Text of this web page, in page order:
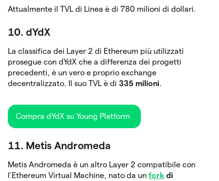
Attualmente il TVL di Linea è di 780 milioni di dollari.
10. dYdX
La classifica dei Layer 2 di Ethereum più utilizzati
prosegue con dYdX che a differenza dei progetti
precedenti, è un vero e proprio exchange
decentralizzato. Il suo TVL è di 335 milioni.
Compra dYdX su Young Platform
11. Metis Andromeda
Metis Andromeda è un altro Layer 2 compatibile con
l’Ethereum Virtual Machine, nato da un fork di